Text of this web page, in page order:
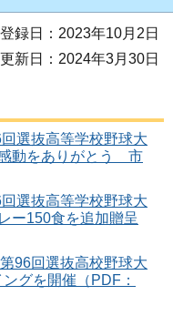
登録日：2023年10月2日
更新日：2024年3月30日
選抜高等学校野球大
動をありがとう 市
選抜高等学校野球大
ー150食を追加贈呈
回選抜高校野球大
グを開催（PDF：